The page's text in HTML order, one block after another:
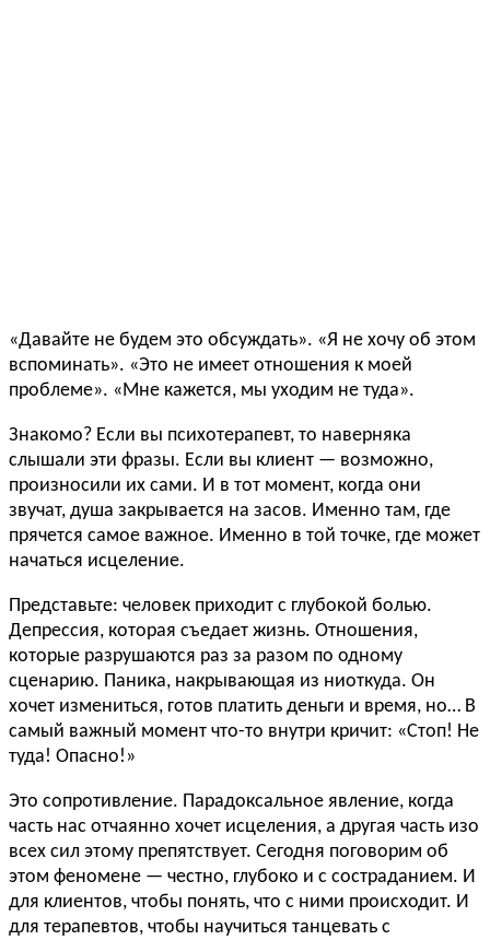
«Давайте не будем это обсуждать». «Я не хочу об этом
вспоминать». «Это не имеет отношения к моей
проблеме». «Мне кажется, мы уходим не туда».
Знакомо? Если вы психотерапевт, то наверняка
слышали эти фразы. Если вы клиент — возможно,
произносили их сами. И в тот момент, когда они
звучат, душа закрывается на засов. Именно там, где
прячется самое важное. Именно в той точке, где может
начаться исцеление.
Представьте: человек приходит с глубокой болью.
Депрессия, которая съедает жизнь. Отношения,
которые разрушаются раз за разом по одному
сценарию. Паника, накрывающая из ниоткуда. Он
хочет измениться, готов платить деньги и время, но… В
самый важный момент что-то внутри кричит: «Стоп! Не
туда! Опасно!»
Это сопротивление. Парадоксальное явление, когда
часть нас отчаянно хочет исцеления, а другая часть изо
всех сил этому препятствует. Сегодня поговорим об
этом феномене — честно, глубоко и с состраданием. И
для клиентов, чтобы понять, что с ними происходит. И
для терапевтов, чтобы научиться танцевать с